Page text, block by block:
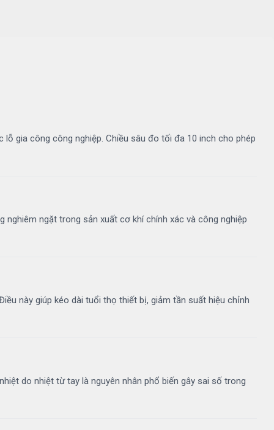
gia công công nghiệp. Chiều sâu đo tối đa 10 inch cho phép
ngặt trong sản xuất cơ khí chính xác và công nghiệp
này giúp kéo dài tuổi thọ thiết bị, giảm tần suất hiệu chỉnh
do nhiệt từ tay là nguyên nhân phổ biến gây sai số trong